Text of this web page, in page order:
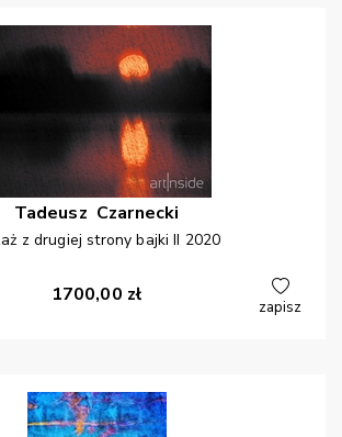
Tadeusz Czarnecki
z drugiej strony bajki II 2020
1700,00 zł
zapisz